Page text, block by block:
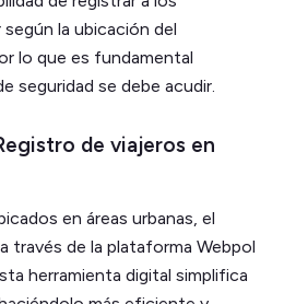
la ubicación del
lo que es fundamental
seguridad se debe acudir.
de viajeros en
en áreas urbanas, el
través de la plataforma Webpol
herramienta digital simplifica